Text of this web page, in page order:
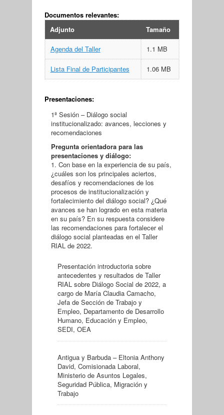
Documentos relevantes:
Adjunto
Tamaño
Agenda del Taller 1.1 MB
Lista Final de Participantes 1.06 MB
Presentaciones:
1ª Sesión – Diálogo social
institucionalizado: avances, lecciones y
recomendaciones
Pregunta orientadora para las
presentaciones y diálogo:
1. Con base en la experiencia de su país,
¿cuáles son los principales aciertos,
desafíos y recomendaciones de los
procesos de institucionalización y
fortalecimiento del diálogo social? ¿Qué
avances se han logrado en esta materia
en su país? En su respuesta considere
las recomendaciones para fortalecer el
diálogo social planteadas en el Taller
RIAL de 2022.
Presentación introductoria sobre
antecedentes y resultados de Taller
RIAL sobre Diálogo Social de 2022, a
cargo de María Claudia Camacho,
Jefa de Sección de Trabajo y
Empleo, Departamento de Desarrollo
Humano, Educación y Empleo,
SEDI, OEA
Antigua y Barbuda – Eltonia Anthony
David, Comisionada Laboral,
Ministerio de Asuntos Legales,
Seguridad Pública, Migración y
Trabajo